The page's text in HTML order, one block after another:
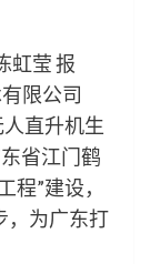
虹莹 报
限公司
人直升机生
省江门鹤
”建设，
，为广东打